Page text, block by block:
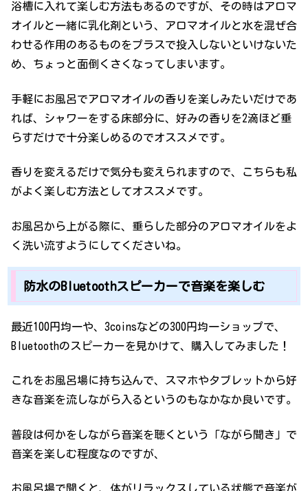
浴槽に入れて楽しむ方法もあるのですが、その時はアロマ
オイルと一緒に乳化剤という、アロマオイルと水を混ぜ合
わせる作用のあるものをプラスで投入しないといけないた
め、ちょっと面倒くさくなってしまいます。
手軽にお風呂でアロマオイルの香りを楽しみたいだけであ
れば、シャワーをする床部分に、好みの香りを2滴ほど垂
らすだけで十分楽しめるのでオススメです。
香りを変えるだけで気分も変えられますので、こちらも私
がよく楽しむ方法としてオススメです。
お風呂から上がる際に、垂らした部分のアロマオイルをよ
く洗い流すようにしてくださいね。
防水のBluetoothスピーカーで音楽を楽しむ
最近100円均一や、3coinsなどの300円均一ショップで、
Bluetoothのスピーカーを見かけて、購入してみました！
これをお風呂場に持ち込んで、スマホやタブレットから好
きな音楽を流しながら入るというのもなかなか良いです。
普段は何かをしながら音楽を聴くという「ながら聞き」で
音楽を楽しむ程度なのですが、
お風呂場で聞くと、体がリラックスしている状態で音楽が